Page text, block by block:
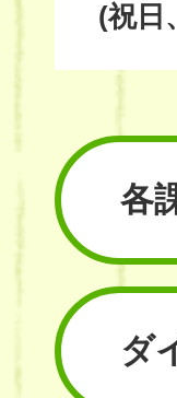
(祝日
各
ダ